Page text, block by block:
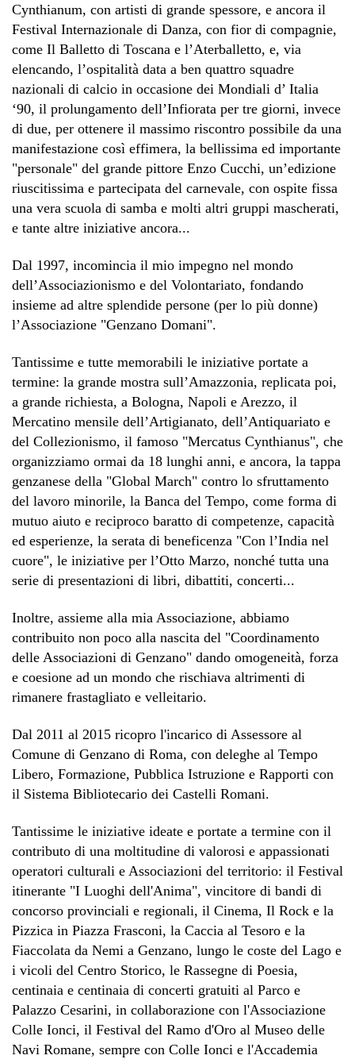
Cynthianum, con artisti di grande spessore, e ancora il
Festival Internazionale di Danza, con fior di compagnie,
come Il Balletto di Toscana e l’Aterballetto, e, via
elencando, l’ospitalità data a ben quattro squadre
nazionali di calcio in occasione dei Mondiali d’ Italia
‘90, il prolungamento dell’Infiorata per tre giorni, invece
di due, per ottenere il massimo riscontro possibile da una
manifestazione così effimera, la bellissima ed importante
"personale" del grande pittore Enzo Cucchi, un’edizione
riuscitissima e partecipata del carnevale, con ospite fissa
una vera scuola di samba e molti altri gruppi mascherati,
e tante altre iniziative ancora...
Dal 1997, incomincia il mio impegno nel mondo
dell’Associazionismo e del Volontariato, fondando
insieme ad altre splendide persone (per lo più donne)
l’Associazione "Genzano Domani".
Tantissime e tutte memorabili le iniziative portate a
termine: la grande mostra sull’Amazzonia, replicata poi,
a grande richiesta, a Bologna, Napoli e Arezzo, il
Mercatino mensile dell’Artigianato, dell’Antiquariato e
del Collezionismo, il famoso "Mercatus Cynthianus", che
organizziamo ormai da 18 lunghi anni, e ancora, la tappa
genzanese della "Global March" contro lo sfruttamento
del lavoro minorile, la Banca del Tempo, come forma di
mutuo aiuto e reciproco baratto di competenze, capacità
ed esperienze, la serata di beneficenza "Con l’India nel
cuore", le iniziative per l’Otto Marzo, nonché tutta una
serie di presentazioni di libri, dibattiti, concerti...
Inoltre, assieme alla mia Associazione, abbiamo
contribuito non poco alla nascita del "Coordinamento
delle Associazioni di Genzano" dando omogeneità, forza
e coesione ad un mondo che rischiava altrimenti di
rimanere frastagliato e velleitario.
Dal 2011 al 2015 ricopro l'incarico di Assessore al
Comune di Genzano di Roma, con deleghe al Tempo
Libero, Formazione, Pubblica Istruzione e Rapporti con
il Sistema Bibliotecario dei Castelli Romani.
Tantissime le iniziative ideate e portate a termine con il
contributo di una moltitudine di valorosi e appassionati
operatori culturali e Associazioni del territorio: il Festival
itinerante "I Luoghi dell'Anima", vincitore di bandi di
concorso provinciali e regionali, il Cinema, Il Rock e la
Pizzica in Piazza Frasconi, la Caccia al Tesoro e la
Fiaccolata da Nemi a Genzano, lungo le coste del Lago e
i vicoli del Centro Storico, le Rassegne di Poesia,
centinaia e centinaia di concerti gratuiti al Parco e
Palazzo Cesarini, in collaborazione con l'Associazione
Colle Ionci, il Festival del Ramo d'Oro al Museo delle
Navi Romane, sempre con Colle Ionci e l'Accademia